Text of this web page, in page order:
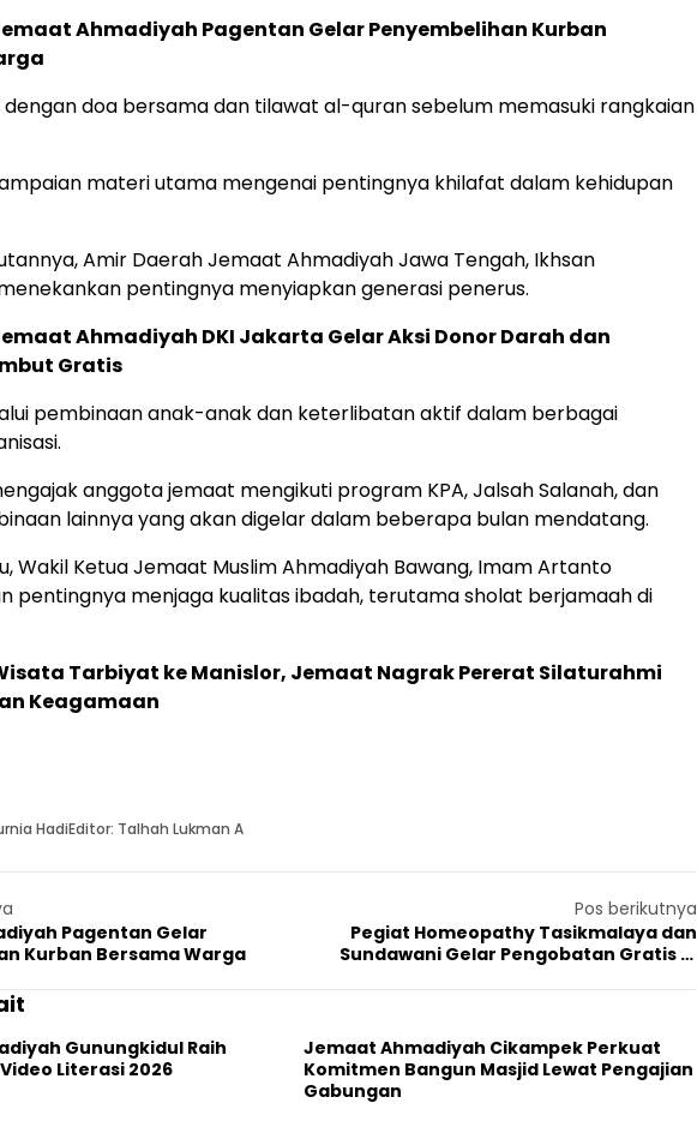
Ahmadiyah Pagentan Gelar Penyembelihan Kurban
doa bersama dan tilawat al-quran sebelum memasuki rangkaian
materi utama mengenai pentingnya khilafat dalam kehidupan
Amir Daerah Jemaat Ahmadiyah Jawa Tengah, Ikhsan
pentingnya menyiapkan generasi penerus.
Ahmadiyah DKI Jakarta Gelar Aksi Donor Darah dan
Gratis
pembinaan anak-anak dan keterlibatan aktif dalam berbagai
anggota jemaat mengikuti program KPA, Jalsah Salanah, dan
lainnya yang akan digelar dalam beberapa bulan mendatang.
Wakil Ketua Jemaat Muslim Ahmadiyah Bawang, Imam Artanto
pentingnya menjaga kualitas ibadah, terutama sholat berjamaah di
Tarbiyat ke Manislor, Jemaat Nagrak Pererat Silaturahmi
Keagamaan
HadiEditor: Talhah Lukman A
Pagentan Gelar
Kurban Bersama Warga
Pos berikutnya
Pegiat Homeopathy Tasikmalaya dan
Sundawani Gelar Pengobatan Gratis di
Gunungkidul Raih
Literasi 2026
Jemaat Ahmadiyah Cikampek Perkuat
Komitmen Bangun Masjid Lewat Pengajian
Gabungan